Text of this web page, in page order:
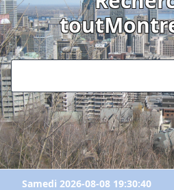
Samedi 2026-08-08 19:30:40